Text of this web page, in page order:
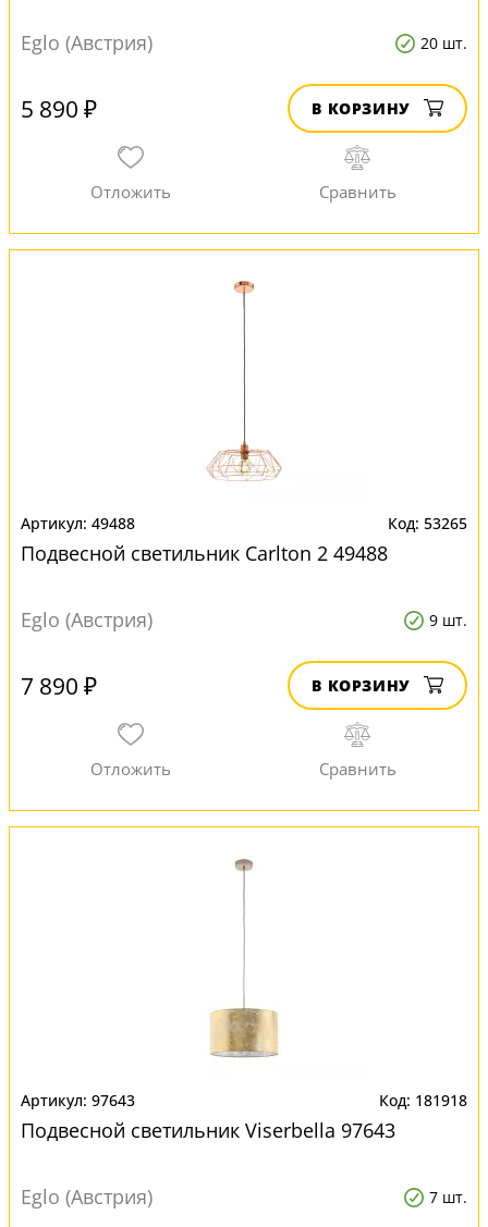
Eglo (Австрия) 20 шт.
5 890 ₽ В КОРЗИНУ
49488 53265
Подвесной светильник Carlton 2 49488
Eglo (Австрия) 9 шт.
7 890 ₽ В КОРЗИНУ
97643 181918
Подвесной светильник Viserbella 97643
Eglo (Австрия) 7 шт.